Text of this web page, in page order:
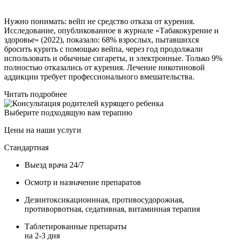
Нужно понимать: вейп не средство отказа от курения.
Исследование, опубликованное в журнале «Табакокурение и
здоровье» (2022), показало: 68% взрослых, пытавшихся
бросить курить с помощью вейпа, через год продолжали
использовать и обычные сигареты, и электронные. Только 9%
полностью отказались от курения. Лечение никотиновой
аддикции требует профессионального вмешательства.
Читать подробнее
Выберите подходящую вам терапию
Цены на наши услуги
Стандартная
Выезд врача 24/7
Осмотр и назначение препаратов
Дезинтоксикационнная, противосудорожная,
противорвотная, седативная, витаминная терапия
Таблетированные препараты
на 2-3 дня